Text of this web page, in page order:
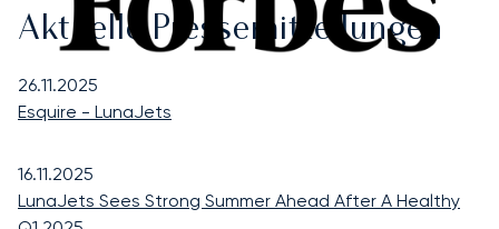
Aktuelle Pressemitteilungen
26.11.2025
Esquire - LunaJets
16.11.2025
LunaJets Sees Strong Summer Ahead After A Healthy